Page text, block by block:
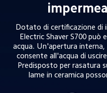
Dotato di certificazione di
Electric Shaver S700
acqua. Un'apertura
consente all'acqua di
Predisposto per rasatura
lame in ceramica